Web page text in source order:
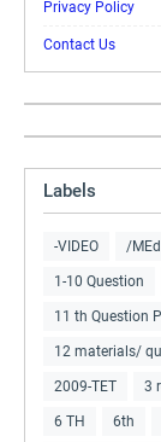
Privacy Policy
Contact Us
Labels
-VIDEO /
1-10 Question
11 th Question
12 materials/
2009-TET 3
6 TH 6th